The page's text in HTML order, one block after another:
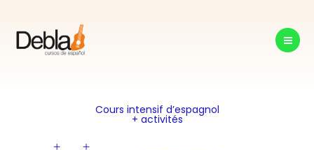
contenu
Cours intensif d’espagnol
+ activités